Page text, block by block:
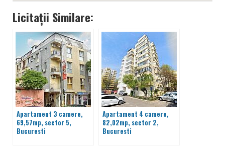
Licitații Similare:
Apartament 3 camere,
69,57mp, sector 5,
Bucuresti
Apartament 4 camere,
82,02mp, sector 2,
Bucuresti